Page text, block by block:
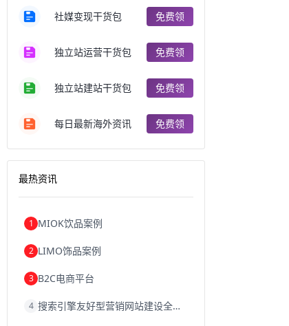
跨境电商注册跨境电商开店
跨境电商商品个人跨境电商
跨境电商案例国内跨境电商
郑州跨境电商跨境电商趋势
阿里跨境电商
跨境电商费用美国跨境电商
跨境电商教程
独立站跨境电商跨境电商独立站
跨境电商erp西安跨境电商
沈阳跨境电商跨境电商服务平台
跨境电商网店跨境电商物流模式
跨境电商结算浙江跨境电商
社媒变现干货包 免费领
独立站运营干货包 免费领
独立站建站干货包 免费领
每日最新海外资讯 免费领
最热资讯
1 MIOK饮品案例
2 LIMO饰品案例
3 B2C电商平台
4 搜索引擎友好型营销网站建设全攻略